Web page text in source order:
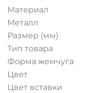
Материал
Металл
Размер (мм)
Тип товара
Форма жемчуга
Цвет
Цвет вставки